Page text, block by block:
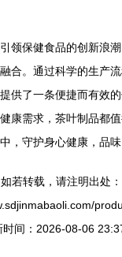
领保健食品的创新浪
合。通过科学的生产
供了一条便捷而有效
康需求，茶叶制品都
，守护身心健康，品味
如若转载，请注明出处：
时间：2026-08-06